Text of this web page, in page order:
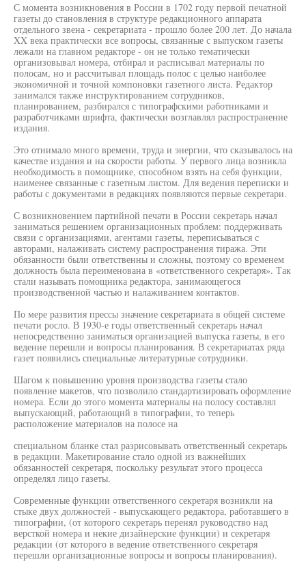
С момента возникновения в России в 1702 году первой печатной
газеты до становления в структуре редакционного аппарата
отдельного звена - секретариата - прошло более 200 лет. До начала
XX века практически все вопросы, связанные с выпуском газеты
лежали на главном редакторе - он не только тематически
организовывал номера, отбирал и расписывал материалы по
полосам, но и рассчитывал площадь полос с целью наиболее
экономичной и точной компоновки газетного листа. Редактор
занимался также инструктированием сотрудников,
планированием, разбирался с типографскими работниками и
разработчиками шрифта, фактически возглавлял распространение
издания.
Это отнимало много времени, труда и энергии, что сказывалось на
качестве издания и на скорости работы. У первого лица возникла
необходимость в помощнике, способном взять на себя функции,
наименее связанные с газетным листом. Для ведения переписки и
работы с документами в редакциях появляются первые секретари.
С возникновением партийной печати в России секретарь начал
заниматься решением организационных проблем: поддерживать
связи с организациями, агентами газеты, переписываться с
авторами, налаживать систему распространения тиража. Эти
обязанности были ответственны и сложны, поэтому со временем
должность была переименована в «ответственного секретаря». Так
стали называть помощника редактора, занимающегося
производственной частью и налаживанием контактов.
По мере развития прессы значение секретариата в общей системе
печати росло. В 1930-е годы ответственный секретарь начал
непосредственно заниматься организацией выпуска газеты, в его
ведение перешли и вопросы планирования. В секретариатах ряда
газет появились специальные литературные сотрудники.
Шагом к повышению уровня производства газеты стало
появление макетов, что позволило стандартизировать оформление
номера. Если до этого момента материалы на полосу составлял
выпускающий, работающий в типографии, то теперь
расположение материалов на полосе на
специальном бланке стал разрисовывать ответственный секретарь
в редакции. Макетирование стало одной из важнейших
обязанностей секретаря, поскольку результат этого процесса
определял лицо газеты.
Современные функции ответственного секретаря возникли на
стыке двух должностей - выпускающего редактора, работавшего в
типографии, (от которого секретарь перенял руководство над
версткой номера и некие дизайнерские функции) и секретаря
редакции (от которого в ведение ответственного секретаря
перешли организационные вопросы и вопросы планирования).